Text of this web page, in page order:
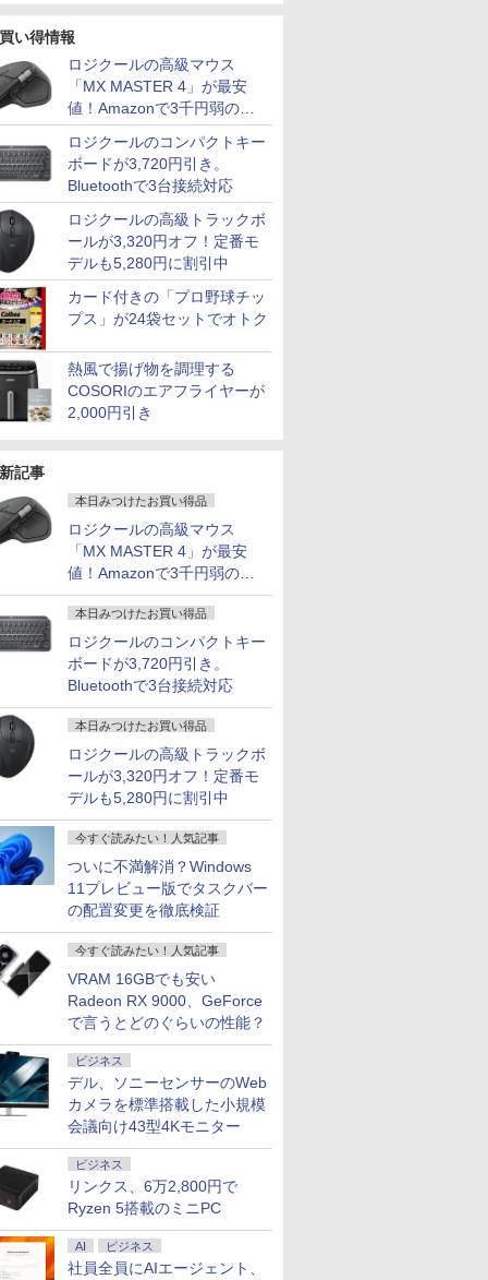
い得情報
ロジクールの高級マウス
「MX MASTER 4」が最安
値！Amazonで3千円弱の割
引
ロジクールのコンパクトキー
ボードが3,720円引き。
Bluetoothで3台接続対応
ロジクールの高級トラックボ
ールが3,320円オフ！定番モ
デルも5,280円に割引中
カード付きの「プロ野球チッ
プス」が24袋セットでオトク
熱風で揚げ物を調理する
COSORIのエアフライヤーが
2,000円引き
記事
本日みつけたお買い得品
ロジクールの高級マウス
「MX MASTER 4」が最安
値！Amazonで3千円弱の割
引
本日みつけたお買い得品
ロジクールのコンパクトキー
ボードが3,720円引き。
Bluetoothで3台接続対応
本日みつけたお買い得品
ロジクールの高級トラックボ
ールが3,320円オフ！定番モ
デルも5,280円に割引中
今すぐ読みたい！人気記事
ついに不満解消？Windows
11プレビュー版でタスクバー
の配置変更を徹底検証
今すぐ読みたい！人気記事
VRAM 16GBでも安い
Radeon RX 9000、GeForce
で言うとどのぐらいの性能？
ビジネス
デル、ソニーセンサーのWeb
カメラを標準搭載した小規模
会議向け43型4Kモニター
ビジネス
リンクス、6万2,800円で
Ryzen 5搭載のミニPC
AI ビジネス
社員全員にAIエージェント、